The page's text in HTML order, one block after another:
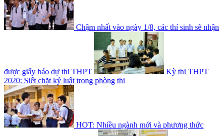
Chậm nhất vào ngày 1/8, các thí sinh sẽ nhận
được giấy báo dự thi THPT
Kỳ thi THPT
2020: Siết chặt kỷ luật trong phòng thi
HOT: Nhiều ngành mới và phương thức